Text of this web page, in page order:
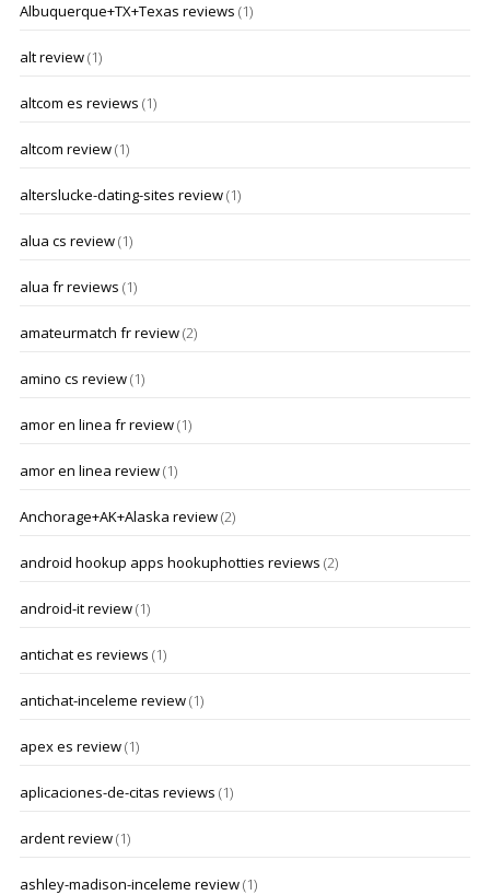
Albuquerque+TX+Texas reviews (1)
alt review(1)
altcom es reviews (1)
altcom review(1)
alterslucke-dating-sites review(1)
alua cs review(1)
alua fr reviews (1)
amateurmatch fr review(2)
amino cs review(1)
amor en linea fr review(1)
amor en linea review(1)
Anchorage+AK+Alaska review(2)
android hookup apps hookuphotties reviews (2)
android-it review(1)
antichat es reviews (1)
antichat-inceleme review(1)
apex es review(1)
aplicaciones-de-citas reviews (1)
ardent review(1)
ashley-madison-inceleme review(1)